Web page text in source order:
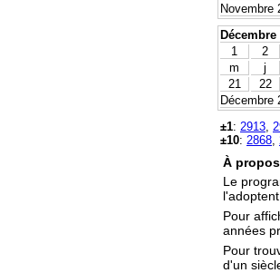
Novembre
1
2
m
j
21
22
Décembre
±1: 2913
±10: 2868
À
Le
Pour
années
Pour
d'un